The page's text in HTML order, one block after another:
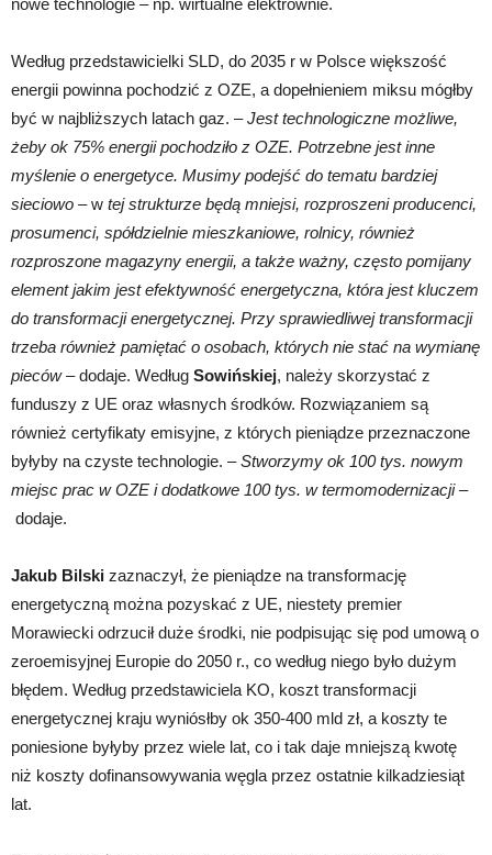
Według przedstawicielki SLD, do 2035 r w Polsce większość
energii powinna pochodzić z OZE, a dopełnieniem miksu mógłby
być w najbliższych latach gaz. –Jest technologiczne możliwe,
żeby ok 75% energii pochodziło z OZE. Potrzebne jest inne
myślenie o energetyce. Musimy podejść do tematu bardziej
sieciowo –w tej strukturze będą mniejsi, rozproszeni producenci,
prosumenci, spółdzielnie mieszkaniowe, rolnicy, również
rozproszone magazyny energii, a także ważny, często pomijany
element jakim jest efektywność energetyczna, która jest kluczem
do transformacji energetycznej. Przy sprawiedliwej transformacji
trzeba również pamiętać o osobach, których nie stać na wymianę
pieców –dodaje. Według Sowińskiej, należy skorzystać z
funduszy z UE oraz własnych środków. Rozwiązaniem są
również certyfikaty emisyjne, z których pieniądze przeznaczone
byłyby na czyste technologie. – Stworzymy ok 100 tys. nowym
miejsc prac w OZE i dodatkowe 100 tys. w termomodernizacji –
dodaje.
Jakub Bilski zaznaczył, że pieniądze na transformację
energetyczną można pozyskać z UE, niestety premier
Morawiecki odrzucił duże środki, nie podpisując się pod umową o
zeroemisyjnej Europie do 2050 r., co według niego było dużym
błędem. Według przedstawiciela KO, koszt transformacji
energetycznej kraju wyniósłby ok 350-400 mld zł, a koszty te
poniesione byłyby przez wiele lat, co i tak daje mniejszą kwotę
niż koszty dofinansowywania węgla przez ostatnie kilkadziesiąt
lat.